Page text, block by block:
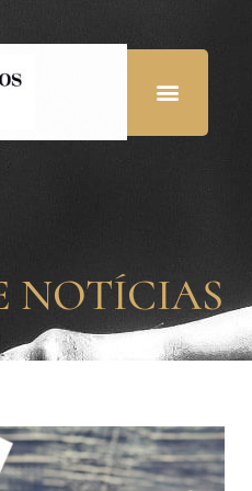
NOTÍCIAS